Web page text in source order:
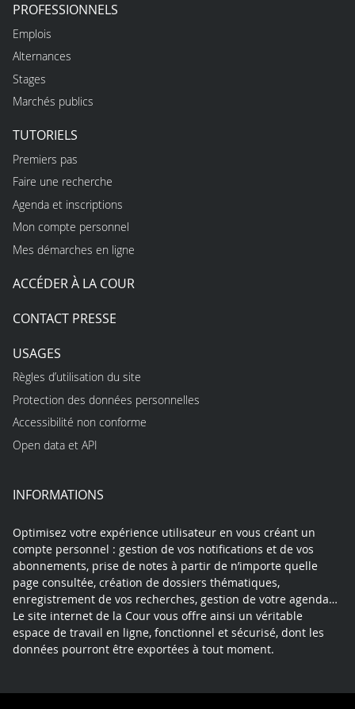
PROFESSIONNELS
Emplois
Alternances
Stages
Marchés publics
TUTORIELS
Premiers pas
Faire une recherche
Agenda et inscriptions
Mon compte personnel
Mes démarches en ligne
ACCÉDER À LA COUR
CONTACT PRESSE
USAGES
Règles d’utilisation du site
Protection des données personnelles
Accessibilité non conforme
Open data et API
INFORMATIONS
Optimisez votre expérience utilisateur en vous créant un
compte personnel : gestion de vos notifications et de vos
abonnements, prise de notes à partir de n’importe quelle
page consultée, création de dossiers thématiques,
enregistrement de vos recherches, gestion de votre agenda…
Le site internet de la Cour vous offre ainsi un véritable
espace de travail en ligne, fonctionnel et sécurisé, dont les
données pourront être exportées à tout moment.